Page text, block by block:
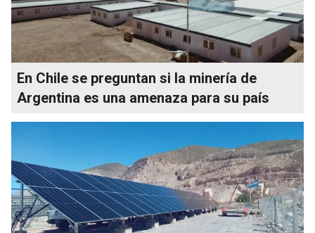
En Chile se preguntan si la minería de
Argentina es una amenaza para su país